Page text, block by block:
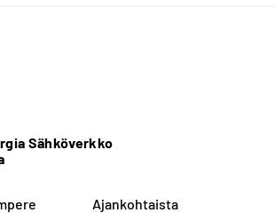
Sähköverkko
Ajankohtaista